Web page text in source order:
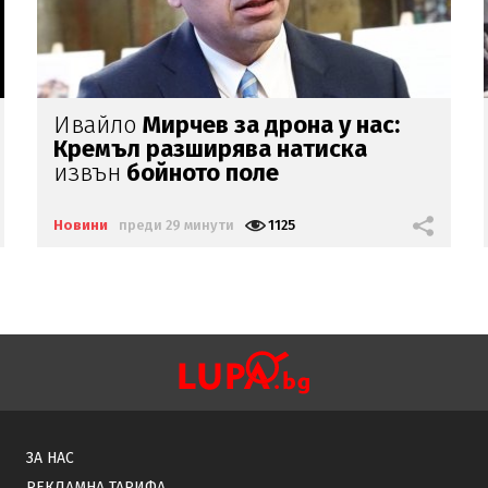
Испания въвежда граничен
контролсИталия
Новини преди 49 минути 711
ЗА НАС